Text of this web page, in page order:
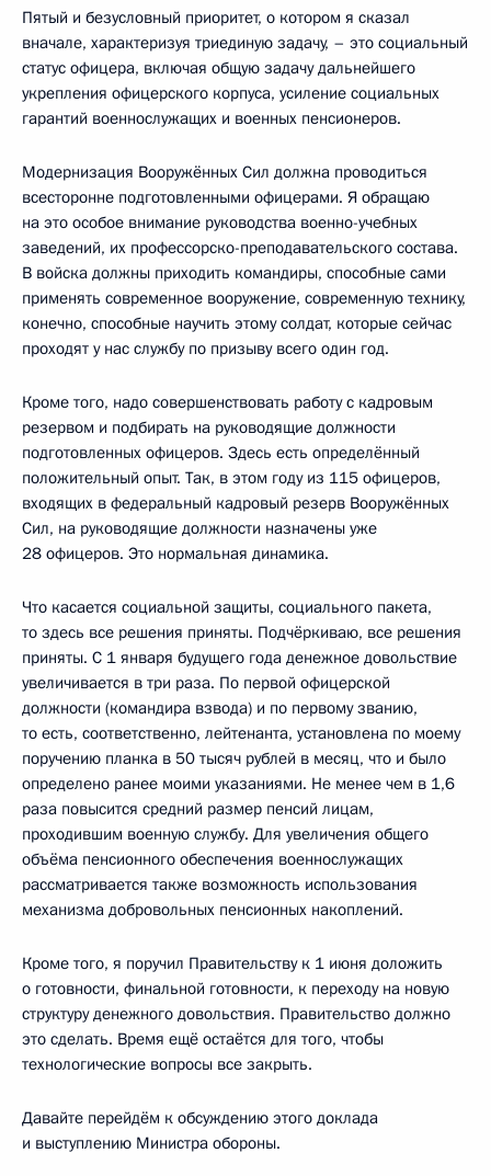
Пятый и безусловный приоритет, о котором я сказал
вначале, характеризуя триединую задачу, – это социальный
статус офицера, включая общую задачу дальнейшего
укрепления офицерского корпуса, усиление социальных
гарантий военнослужащих и военных пенсионеров.
Модернизация Вооружённых Сил должна проводиться
всесторонне подготовленными офицерами. Я обращаю
на это особое внимание руководства военно-учебных
заведений, их профессорско-преподавательского состава.
В войска должны приходить командиры, способные сами
применять современное вооружение, современную технику,
конечно, способные научить этому солдат, которые сейчас
проходят у нас службу по призыву всего один год.
Кроме того, надо совершенствовать работу с кадровым
резервом и подбирать на руководящие должности
подготовленных офицеров. Здесь есть определённый
положительный опыт. Так, в этом году из 115 офицеров,
входящих в федеральный кадровый резерв Вооружённых
Сил, на руководящие должности назначены уже
28 офицеров. Это нормальная динамика.
Что касается социальной защиты, социального пакета,
то здесь все решения приняты. Подчёркиваю, все решения
приняты. С 1 января будущего года денежное довольствие
увеличивается в три раза. По первой офицерской
должности (командира взвода) и по первому званию,
то есть, соответственно, лейтенанта, установлена по моему
поручению планка в 50 тысяч рублей в месяц, что и было
определено ранее моими указаниями. Не менее чем в 1,6
раза повысится средний размер пенсий лицам,
проходившим военную службу. Для увеличения общего
объёма пенсионного обеспечения военнослужащих
рассматривается также возможность использования
механизма добровольных пенсионных накоплений.
Кроме того, я поручил Правительству к 1 июня доложить
о готовности, финальной готовности, к переходу на новую
структуру денежного довольствия. Правительство должно
это сделать. Время ещё остаётся для того, чтобы
технологические вопросы все закрыть.
Давайте перейдём к обсуждению этого доклада
и выступлению Министра обороны.